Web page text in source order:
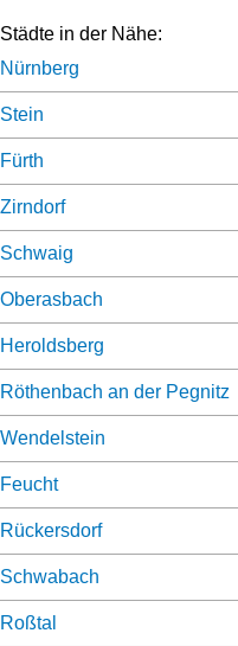
Städte in der Nähe:
Nürnberg
Stein
Fürth
Zirndorf
Schwaig
Oberasbach
Heroldsberg
Röthenbach an der Pegnitz
Wendelstein
Feucht
Rückersdorf
Schwabach
Roßtal